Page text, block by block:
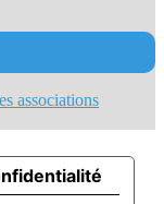
associations